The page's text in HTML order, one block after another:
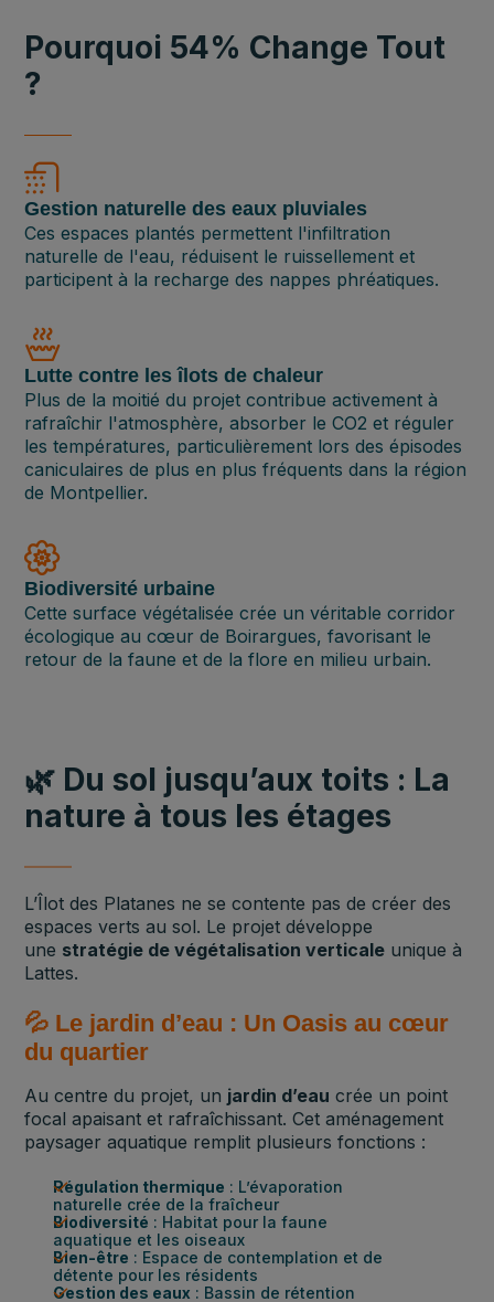
Pourquoi 54% Change Tout
?
Gestion naturelle des eaux pluviales
Ces espaces plantés permettent l'infiltration
naturelle de l'eau, réduisent le ruissellement et
participent à la recharge des nappes phréatiques.
Lutte contre les îlots de chaleur
Plus de la moitié du projet contribue activement à
rafraîchir l'atmosphère, absorber le CO2 et réguler
les températures, particulièrement lors des épisodes
caniculaires de plus en plus fréquents dans la région
de Montpellier.
Biodiversité urbaine
Cette surface végétalisée crée un véritable corridor
écologique au cœur de Boirargues, favorisant le
retour de la faune et de la flore en milieu urbain.
🌿 Du sol jusqu’aux toits : La
nature à tous les étages
L’Îlot des Platanes ne se contente pas de créer des
espaces verts au sol. Le projet développe
une stratégie de végétalisation verticale unique à
Lattes.
💦 Le jardin d’eau : Un Oasis au cœur
du quartier
Au centre du projet, un jardin d’eau crée un point
focal apaisant et rafraîchissant. Cet aménagement
paysager aquatique remplit plusieurs fonctions :
Régulation thermique : L’évaporation
naturelle crée de la fraîcheur
Biodiversité : Habitat pour la faune
aquatique et les oiseaux
Bien-être : Espace de contemplation et de
détente pour les résidents
Gestion des eaux : Bassin de rétention